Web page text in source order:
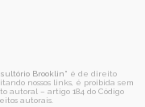
Brooklin" é de direito
nossos links, é proibida sem
autoral – artigo 184 do Código
autorais